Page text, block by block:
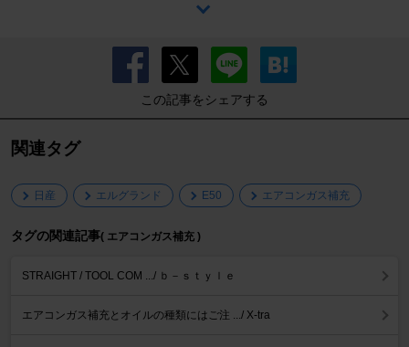
この記事をシェアする
関連タグ
日産 エルグランド E50 エアコンガス補充
タグの関連記事( エアコンガス補充 )
STRAIGHT / TOOL COM .../ ｂ－ｓｔｙｌｅ
エアコンガス補充とオイルの種類にはご注 .../ X-tra